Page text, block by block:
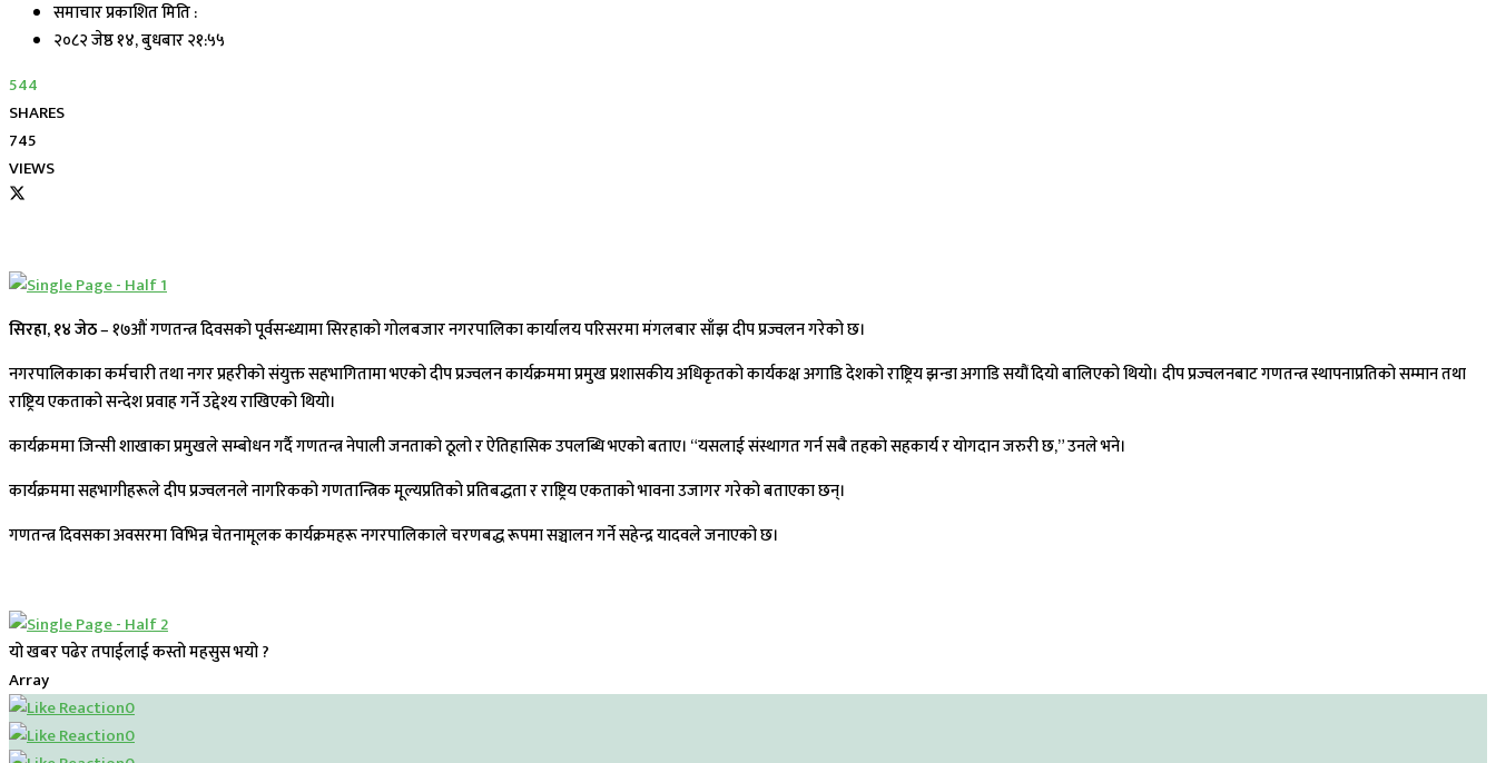
समाचार प्रकाशित मिति :
२०८२ जेष्ठ १४, बुधबार २१:५५
544
SHARES
745
VIEWS
सिरहा, १४ जेठ– १७औं गणतन्त्र दिवसको पूर्वसन्ध्यामा सिरहाको गोलबजार नगरपालिका कार्यालय परिसरमा मंगलबार साँझ दीप प्रज्वलन गरेको छ।
नगरपालिकाका कर्मचारी तथा नगर प्रहरीको संयुक्त सहभागितामा भएको दीप प्रज्वलन कार्यक्रममा प्रमुख प्रशासकीय अधिकृतको कार्यकक्ष अगाडि देशको राष्ट्रिय झन्डा अगाडि सयौं दियो बालिएको थियो। दीप प्रज्वलनबाट गणतन्त्र स्थापनाप्रतिको सम्मान तथा
राष्ट्रिय एकताको सन्देश प्रवाह गर्ने उद्देश्य राखिएको थियो।
कार्यक्रममा जिन्सी शाखाका प्रमुखले सम्बोधन गर्दै गणतन्त्र नेपाली जनताको ठूलो र ऐतिहासिक उपलब्धि भएको बताए। “यसलाई संस्थागत गर्न सबै तहको सहकार्य र योगदान जरुरी छ,” उनले भने।
कार्यक्रममा सहभागीहरूले दीप प्रज्वलनले नागरिकको गणतान्त्रिक मूल्यप्रतिको प्रतिबद्धता र राष्ट्रिय एकताको भावना उजागर गरेको बताएका छन्।
गणतन्त्र दिवसका अवसरमा विभिन्न चेतनामूलक कार्यक्रमहरू नगरपालिकाले चरणबद्ध रूपमा सञ्चालन गर्ने सहेन्द्र यादवले जनाएको छ।
यो खबर पढेर तपाईलाई कस्तो महसुस भयो ?
Array
0
0